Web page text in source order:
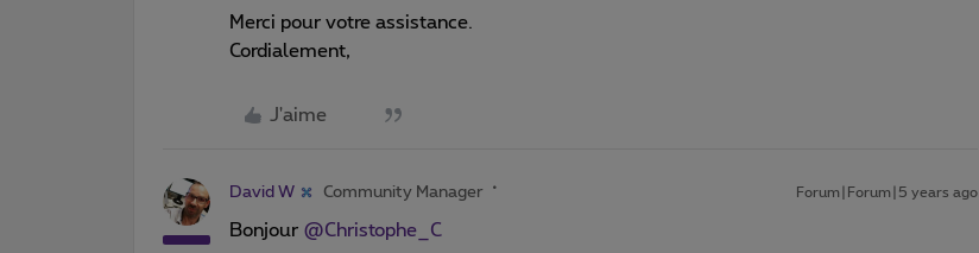
Merci pour votre assistance.
Cordialement,
J'aime
David W Community Manager Forum|Forum|5 years ago
Bonjour @Christophe_C